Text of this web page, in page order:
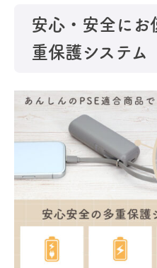
安心・安全にお
重保護システム